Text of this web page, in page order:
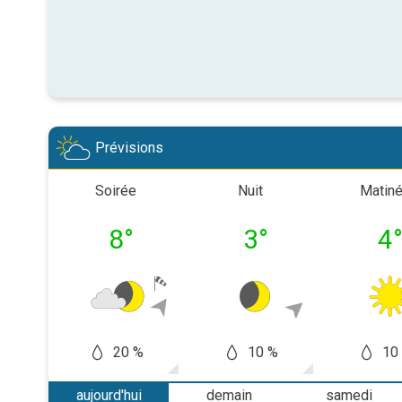
Prévisions
Soirée
8°
20 %
Nuit
3°
10 %
4°
10
aujourd'hui
demain
samedi